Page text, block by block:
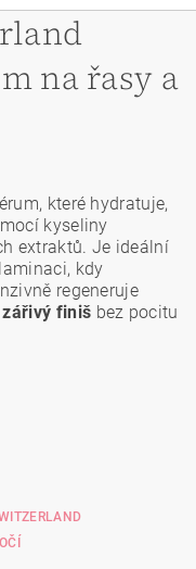
na řasy a
které hydratuje,
kyseliny
extraktů. Je ideální
kdy
regeneruje
finiš bez pocitu